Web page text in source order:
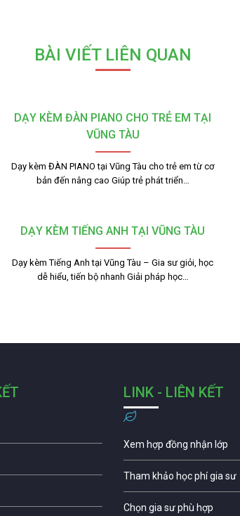
BÀI VIẾT LIÊN QUAN
DẠY KÈM ĐÀN PIANO CHO TRẺ EM TẠI
VŨNG TÀU
Dạy kèm ĐÀN PIANO tại Vũng Tàu cho trẻ em từ cơ
bản đến nâng cao Giúp trẻ phát triển…
DẠY KÈM TIẾNG ANH TẠI VŨNG TÀU
Dạy kèm Tiếng Anh tại Vũng Tàu – Gia sư giỏi, học
dễ hiểu, tiến bộ nhanh Giải pháp học…
LINK - LIÊN KẾT
Xem hợp đồng nhận lớp
Tham khảo học phí gia sư
Chọn gia sư phù hợp